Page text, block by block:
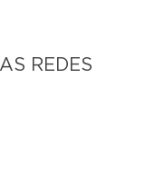
REDES